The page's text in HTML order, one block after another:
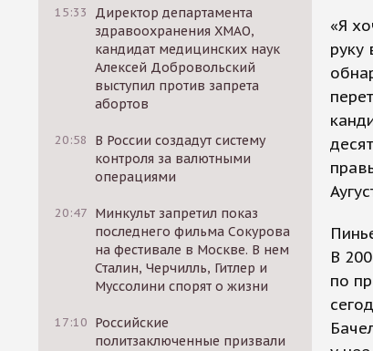
15:33
Директор департамента
здравоохранения ХМАО,
кандидат медицинских наук
Алексей Добровольский
выступил против запрета
абортов
20:58
В России создадут систему
контроля за валютными
операциями
20:47 Минкульт запретил показ
последнего фильма Сокурова
на фестивале в Москве. В нем
Сталин, Черчилль, Гитлер и
Муссолини спорят о жизни
17:10 Российские
политзаключенные призвали
«Я
руку
В
по